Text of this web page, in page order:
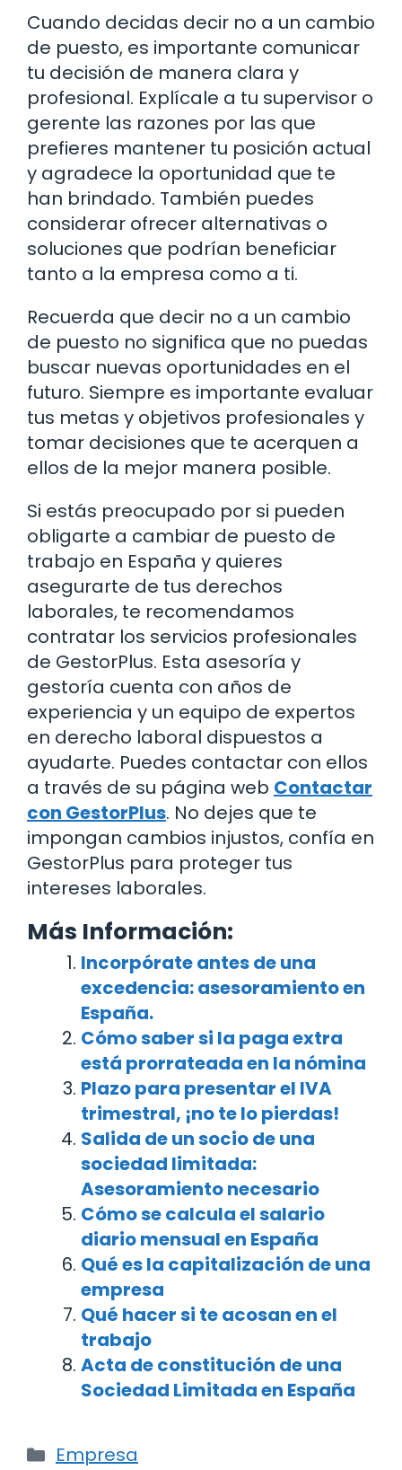
Cuando decidas decir no a un cambio
de puesto, es importante comunicar
tu decisión de manera clara y
profesional. Explícale a tu supervisor o
gerente las razones por las que
prefieres mantener tu posición actual
y agradece la oportunidad que te
han brindado. También puedes
considerar ofrecer alternativas o
soluciones que podrían beneficiar
tanto a la empresa como a ti.
Recuerda que decir no a un cambio
de puesto no significa que no puedas
buscar nuevas oportunidades en el
futuro. Siempre es importante evaluar
tus metas y objetivos profesionales y
tomar decisiones que te acerquen a
ellos de la mejor manera posible.
Si estás preocupado por si pueden
obligarte a cambiar de puesto de
trabajo en España y quieres
asegurarte de tus derechos
laborales, te recomendamos
contratar los servicios profesionales
de GestorPlus. Esta asesoría y
gestoría cuenta con años de
experiencia y un equipo de expertos
en derecho laboral dispuestos a
ayudarte. Puedes contactar con ellos
a través de su página web Contactar
con GestorPlus. No dejes que te
impongan cambios injustos, confía en
GestorPlus para proteger tus
intereses laborales.
Más Información:
Incorpórate antes de una
excedencia: asesoramiento en
España.
Cómo saber si la paga extra
está prorrateada en la nómina
Plazo para presentar el IVA
trimestral, ¡no te lo pierdas!
Salida de un socio de una
sociedad limitada:
Asesoramiento necesario
Cómo se calcula el salario
diario mensual en España
Qué es la capitalización de una
empresa
Qué hacer si te acosan en el
trabajo
Acta de constitución de una
Sociedad Limitada en España
Categorías
Empresa